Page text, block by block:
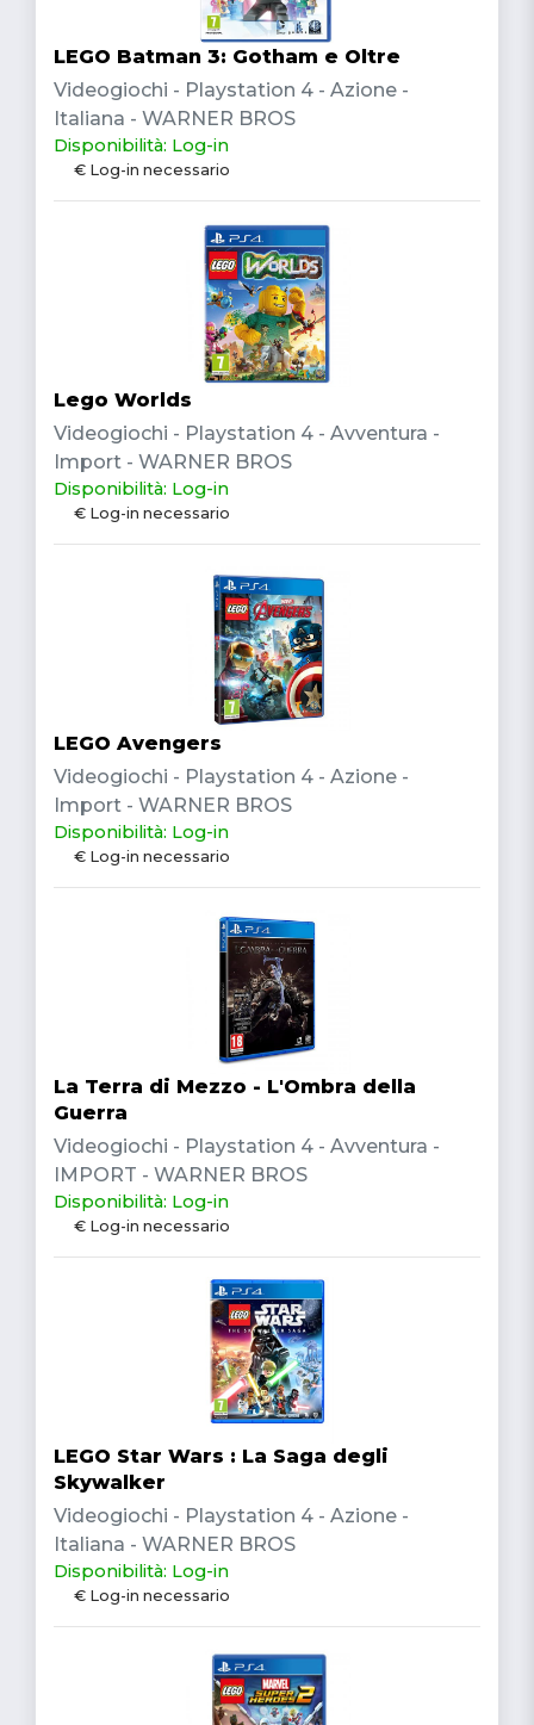
LEGO Batman 3: Gotham e Oltre
Videogiochi - Playstation 4 - Azione -
Italiana - WARNER BROS
Disponibilità: Log-in
€ Log-in necessario
Lego Worlds
Videogiochi - Playstation 4 - Avventura -
Import - WARNER BROS
Disponibilità: Log-in
€ Log-in necessario
LEGO Avengers
Videogiochi - Playstation 4 - Azione -
Import - WARNER BROS
Disponibilità: Log-in
€ Log-in necessario
La Terra di Mezzo - L'Ombra della
Guerra
Videogiochi - Playstation 4 - Avventura -
IMPORT - WARNER BROS
Disponibilità: Log-in
€ Log-in necessario
LEGO Star Wars : La Saga degli
Skywalker
Videogiochi - Playstation 4 - Azione -
Italiana - WARNER BROS
Disponibilità: Log-in
€ Log-in necessario